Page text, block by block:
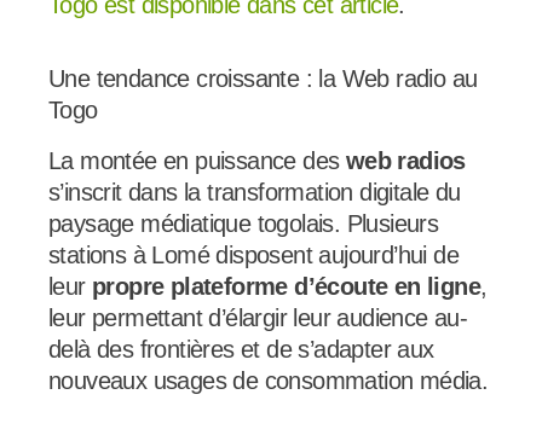
Une tendance croissante : la Web radio au
Togo
La montée en puissance des web radios
s’inscrit dans la transformation digitale du
paysage médiatique togolais. Plusieurs
stations à Lomé disposent aujourd’hui de
leur propre plateforme d’écoute en ligne,
leur permettant d’élargir leur audience au-
delà des frontières et de s’adapter aux
nouveaux usages de consommation média.